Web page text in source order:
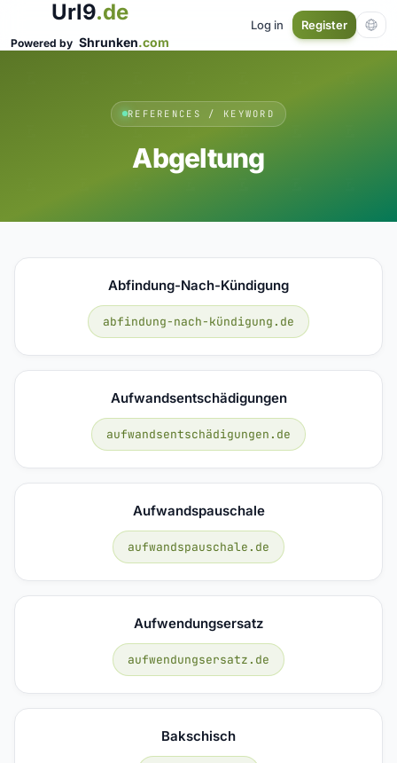
Url9.de
Powered by Shrunken.com
Log in Register
REFERENCES / KEYWORD
Abgeltung
Abfindung-Nach-Kündigung
abfindung-nach-kündigung.de
Aufwandsentschädigungen
aufwandsentschädigungen.de
Aufwandspauschale
aufwandspauschale.de
Aufwendungsersatz
aufwendungsersatz.de
Bakschisch